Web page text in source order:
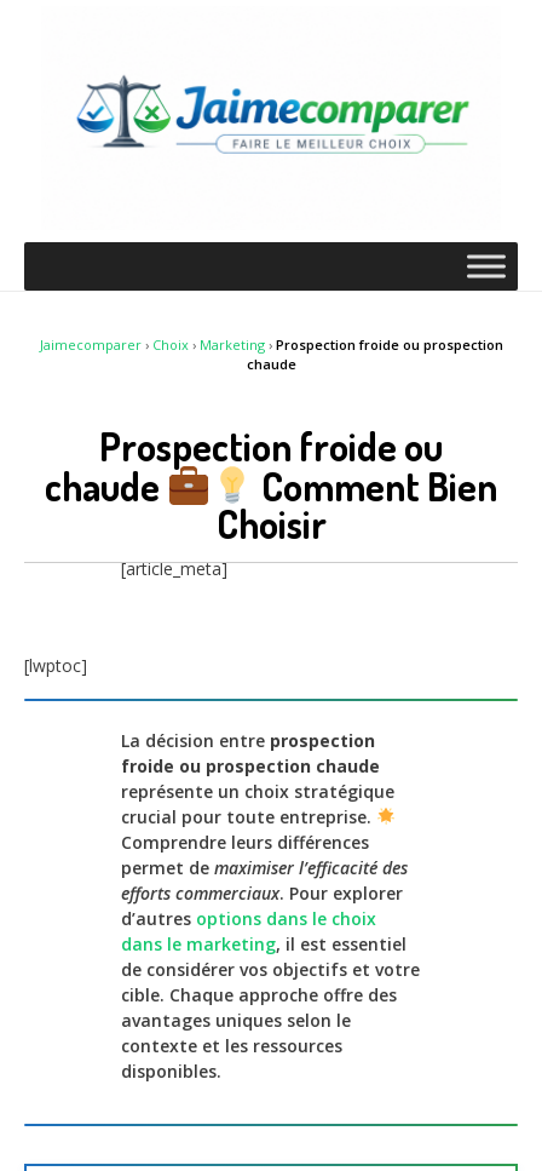
Jaimecomparer› Choix› Marketing› Prospection froide ou prospection
chaude
Prospection froide ou
chaude
Comment Bien
Choisir
[article_meta]
[lwptoc]
La décision entre prospection
froide ou prospection chaude
représente un choix stratégique
crucial pour toute entreprise.
Comprendre leurs différences
permet de maximiser l’efficacité des
efforts commerciaux. Pour explorer
d’autres options dans le choix
dans le marketing, il est essentiel
de considérer vos objectifs et votre
cible. Chaque approche offre des
avantages uniques selon le
contexte et les ressources
disponibles.